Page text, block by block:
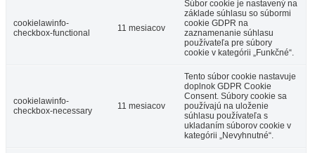
cookielawinfo-
checkbox-functional
11 mesiacov
Súbor cookie je nastavený na
základe súhlasu so súbormi
cookie GDPR na
zaznamenanie súhlasu
používateľa pre súbory
cookie v kategórii „Funkčné“.
cookielawinfo-
checkbox-necessary
11 mesiacov
Tento súbor cookie nastavuje
doplnok GDPR Cookie
Consent. Súbory cookie sa
používajú na uloženie
súhlasu používateľa s
ukladaním súborov cookie v
kategórii „Nevyhnutné“.